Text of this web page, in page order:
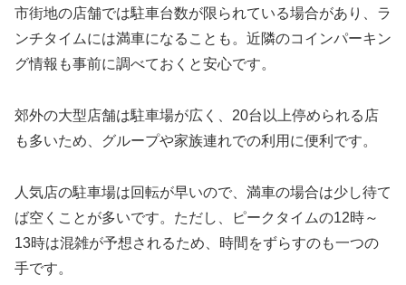
市街地の店舗では駐車台数が限られている場合があり、ラ
ンチタイムには満車になることも。近隣のコインパーキン
グ情報も事前に調べておくと安心です。
郊外の大型店舗は駐車場が広く、20台以上停められる店
も多いため、グループや家族連れでの利用に便利です。
人気店の駐車場は回転が早いので、満車の場合は少し待て
ば空くことが多いです。ただし、ピークタイムの12時～
13時は混雑が予想されるため、時間をずらすのも一つの
手です。